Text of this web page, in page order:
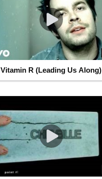
Vitamin R (Leading Us Along)